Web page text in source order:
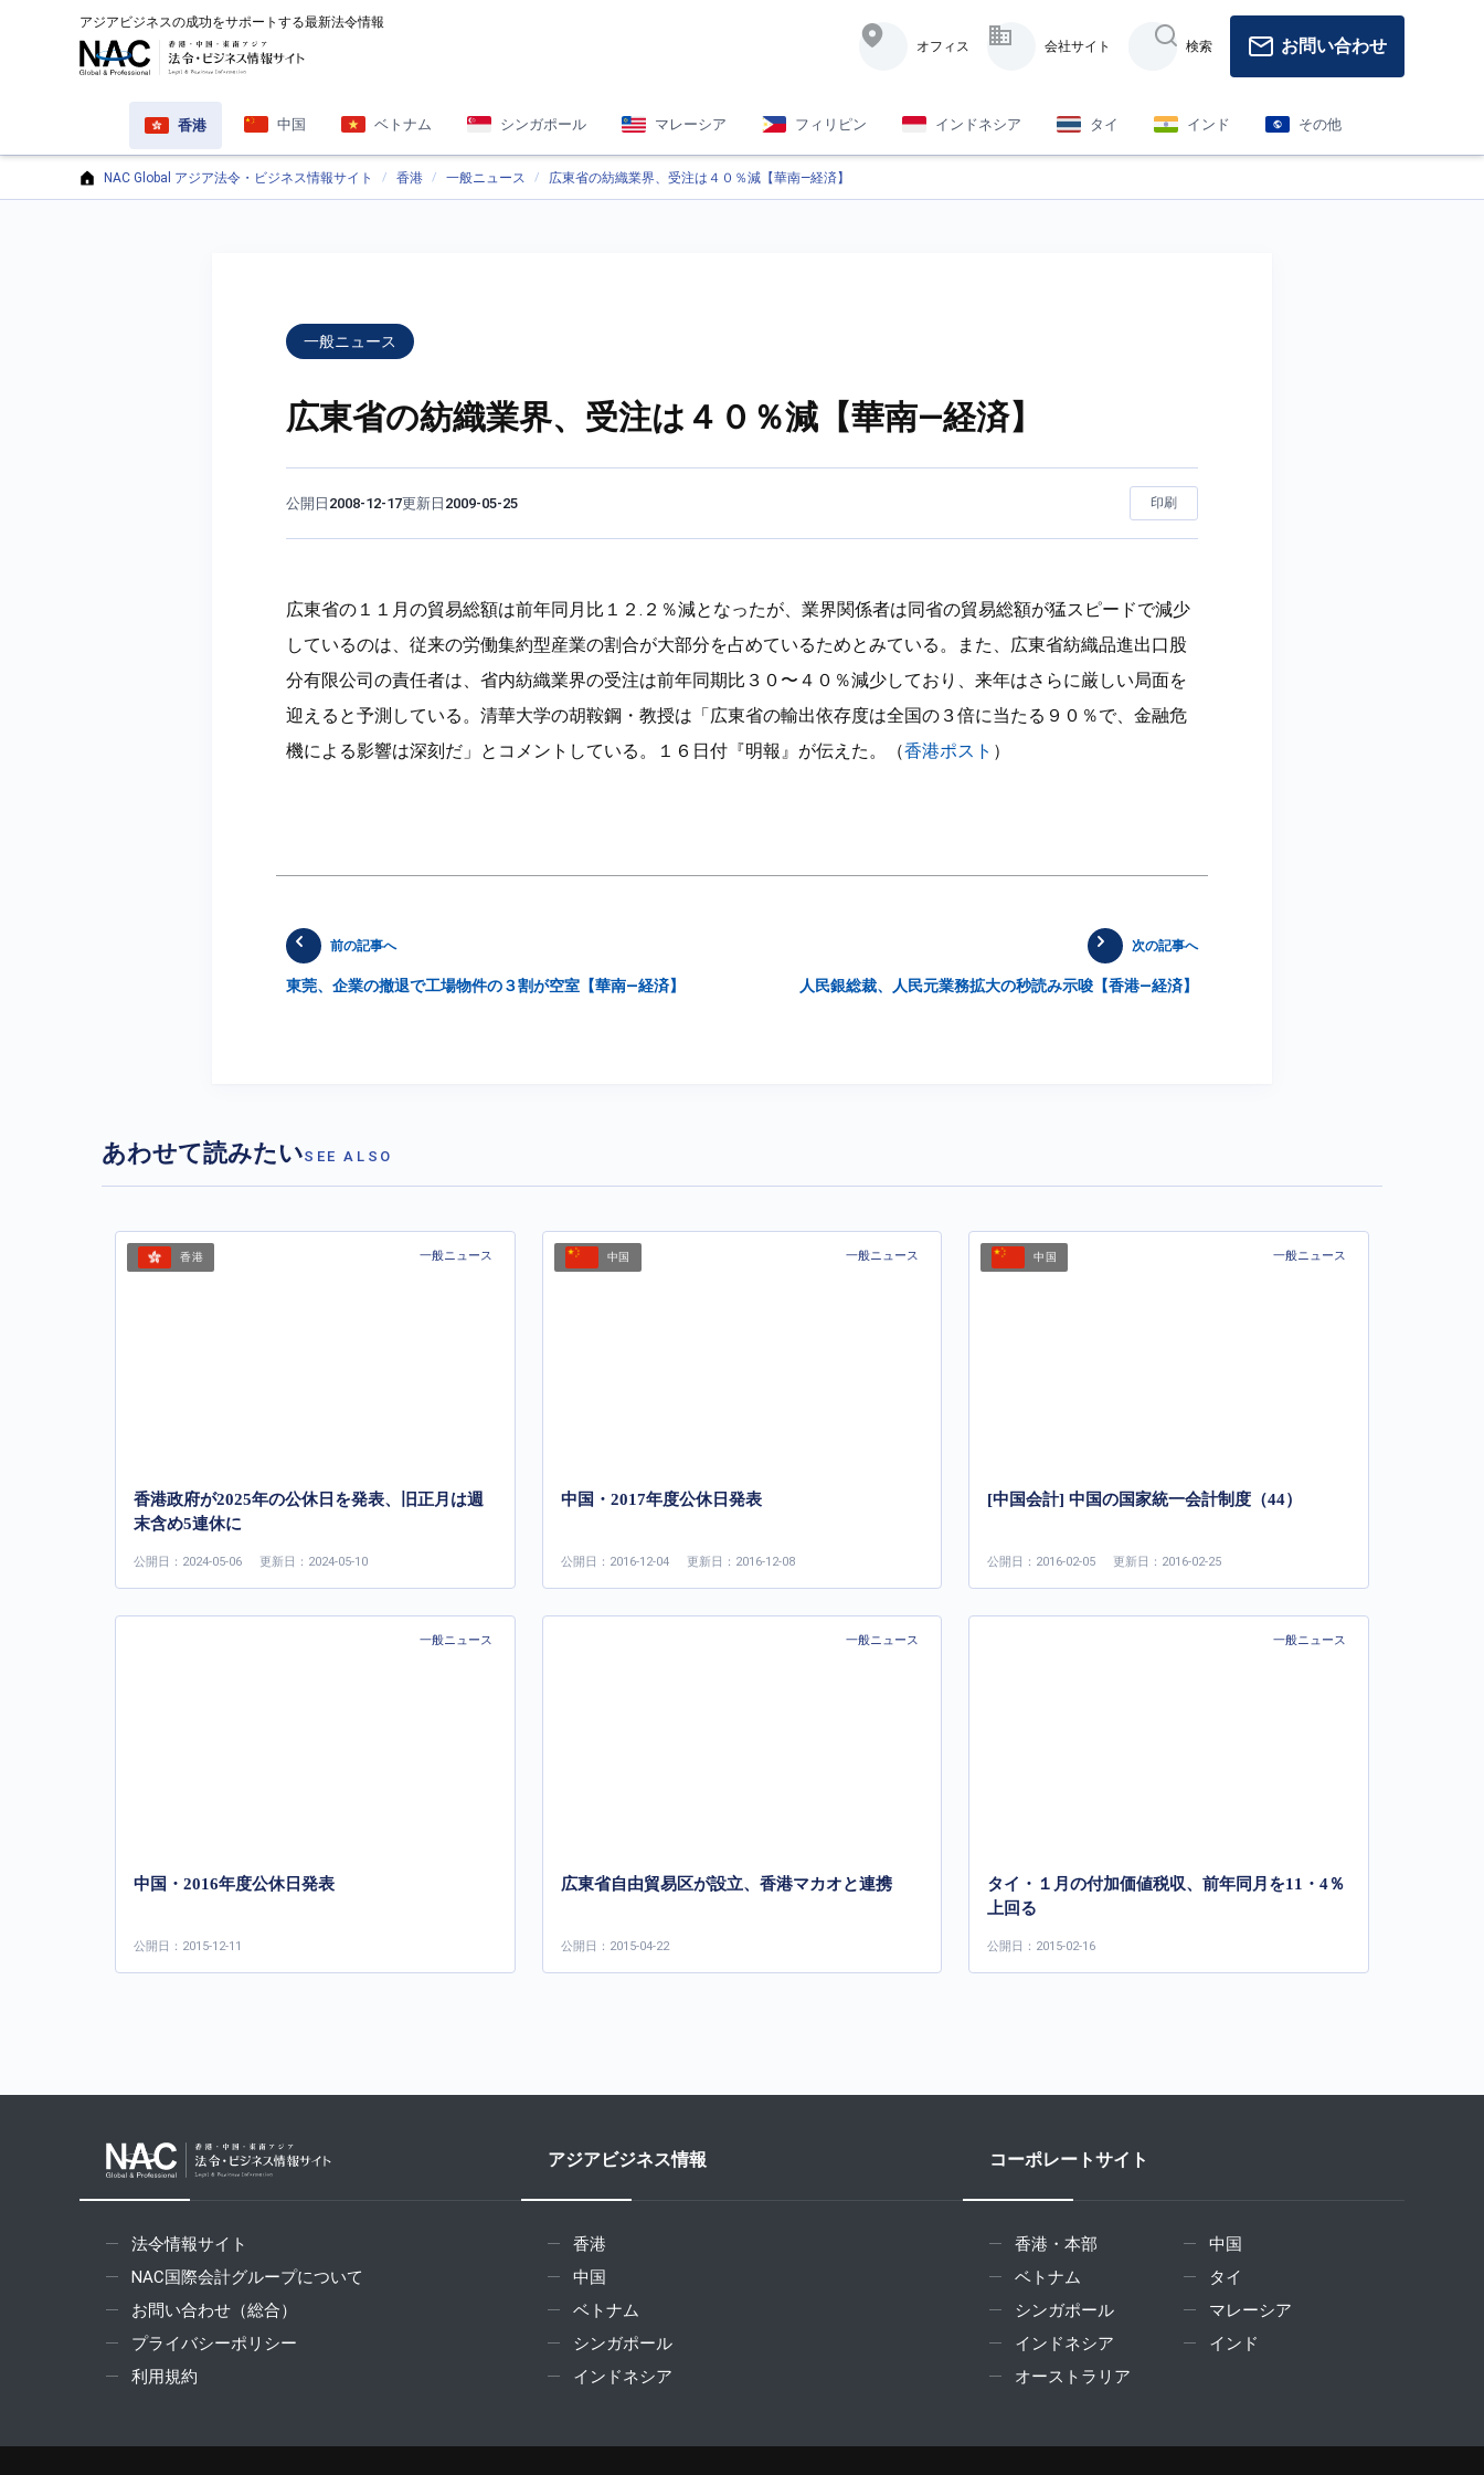
アジアビジネスの成功をサポートする最新法令情報
オフィス
会社サイト 検索 お問い合わせ
香港 中国 ベトナム シンガポール マレーシア フィリピン インドネシア タイ インド その他
NAC Global アジア法令・ビジネス情報サイト 香港 一般ニュース 広東省の紡織業界、受注は４０％減【華南—経済】
一般ニュース
広東省の紡織業界、受注は４０％減【華南—経済】
公開日 2008-12-17更新日 2009-05-25 印刷
広東省の１１月の貿易総額は前年同月比１２.２％減となったが、業界関係者は同省の貿易総額が猛スピードで減少
しているのは、従来の労働集約型産業の割合が大部分を占めているためとみている。また、広東省紡織品進出口股
分有限公司の責任者は、省内紡織業界の受注は前年同期比３０〜４０％減少しており、来年はさらに厳しい局面を
迎えると予測している。清華大学の胡鞍鋼・教授は「広東省の輸出依存度は全国の３倍に当たる９０％で、金融危
機による影響は深刻だ」とコメントしている。１６日付『明報』が伝えた。（香港ポスト ）
次の記事へ
人民銀総裁、人民元業務拡大の秒読み示唆【香港—経済】
前の記事へ
東莞、企業の撤退で工場物件の３割が空室【華南—経済】
あわせて読みたいSEE ALSO
香港 一般ニュース
香港政府が2025年の公休日を発表、旧正月は週
末含め5連休に
公開日：2024-05-06 更新日：2024-05-10
中国 一般ニュース
中国・2017年度公休日発表
公開日：2016-12-04 更新日：2016-12-08
中国 一般ニュース
[中国会計] 中国の国家統一会計制度（44）
公開日：2016-02-05 更新日：2016-02-25
一般ニュース
中国・2016年度公休日発表
公開日：2015-12-11
一般ニュース
広東省自由貿易区が設立、香港マカオと連携
公開日：2015-04-22
一般ニュース
タイ・１月の付加価値税収、前年同月を11・4％
上回る
公開日：2015-02-16
法令情報サイト
NAC国際会計グループについて
お問い合わせ（総合）
プライバシーポリシー
利用規約
アジアビジネス情報
香港
中国
ベトナム
シンガポール
インドネシア
コーポレートサイト
香港・本部
中国
ベトナム
タイ
シンガポール
マレーシア
インドネシア
インド
オーストラリア